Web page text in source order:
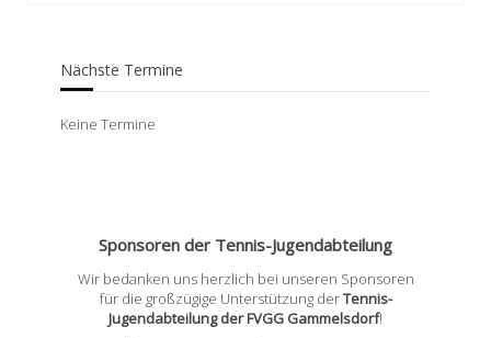
Nächste Termine
Keine Termine
Sponsoren der Tennis-Jugendabteilung
Wir bedanken uns herzlich bei unseren Sponsoren
für die großzügige Unterstützung derTennis-
Jugendabteilung der FVGG Gammelsdorf!